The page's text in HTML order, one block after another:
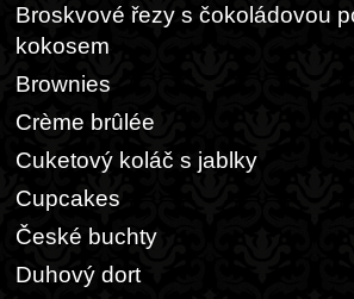
Broskvové řezy s čokoládovou
kokosem
Brownies
Crème brûlée
Cuketový koláč s jablky
Cupcakes
České buchty
Duhový dort